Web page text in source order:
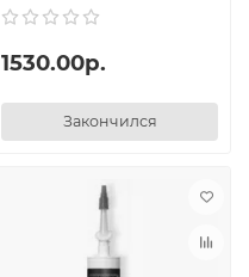
1530.00р.
Закончился